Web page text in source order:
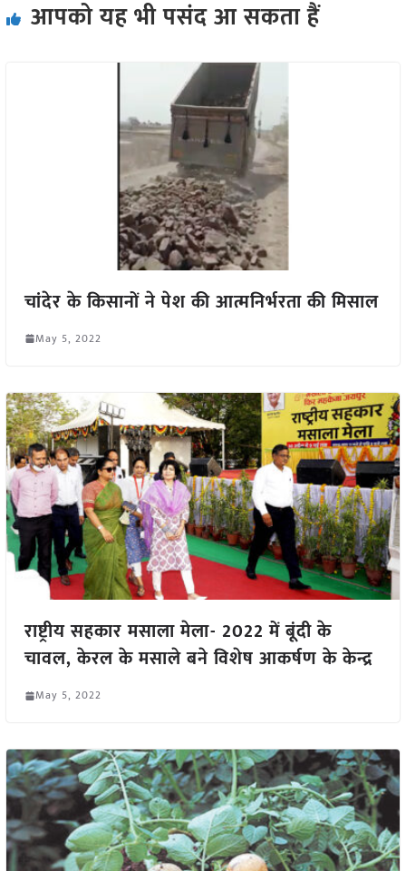
आपको यह भी पसंद आ सकता हैं
चांदेर के किसानों ने पेश की आत्मनिर्भरता की मिसाल
May 5, 2022
राष्ट्रीय सहकार मसाला मेला- 2022 में बूंदी के
चावल, केरल के मसाले बने विशेष आकर्षण के केन्द्र
May 5, 2022